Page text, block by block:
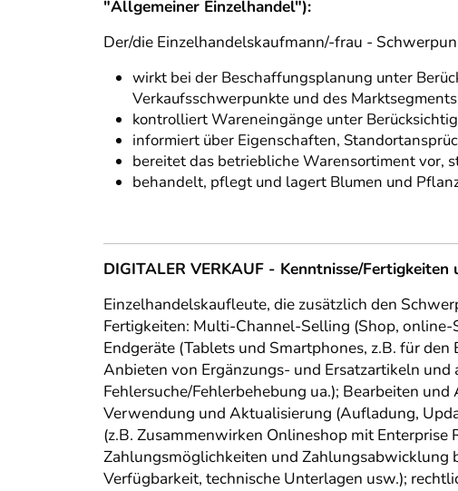
"Allgemeiner Einzelhandel"):
Der/die Einzelhandelskaufmann/-frau -
wirkt bei der Beschaffungsplanung unter
Verkaufsschwerpunkte und des
kontrolliert Wareneingänge unter
informiert über Eigenschaften,
bereitet das betriebliche Warensortiment vor,
behandelt, pflegt und lagert Blumen und
DIGITALER VERKAUF - Kenntnisse/
Einzelhandelskaufleute, die zusätzlich den
Fertigkeiten: Multi-Channel-Selling (Shop,
Endgeräte (Tablets und Smartphones, z.B. für
Anbieten von Ergänzungs- und Ersatzartikeln
Fehlersuche/Fehlerbehebung ua.); Bearbeiten
Verwendung und Aktualisierung (Aufladung,
(z.B. Zusammenwirken Onlineshop mit Enterprise
Zahlungsmöglichkeiten und Zahlungsabwicklung
Verfügbarkeit, technische Unterlagen usw.);